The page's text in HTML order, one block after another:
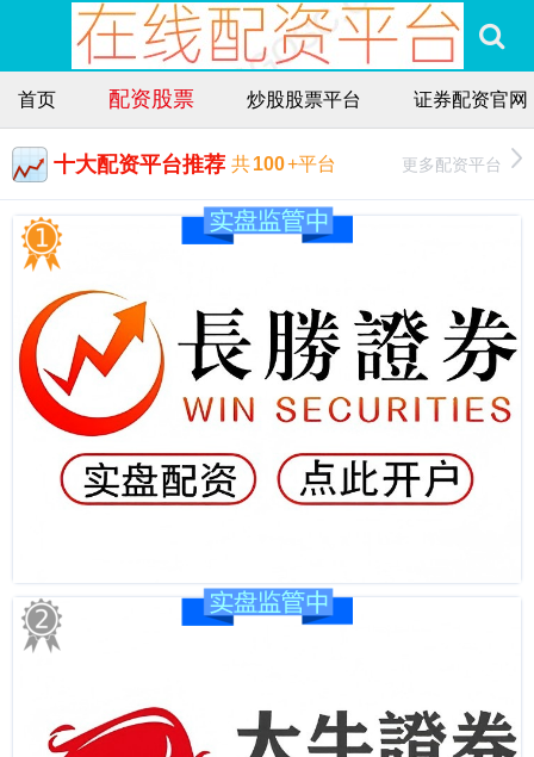
首页 配资股票 炒股股票平台 证券配资官网
十大配资平台推荐 共100+平台 更多配资平台